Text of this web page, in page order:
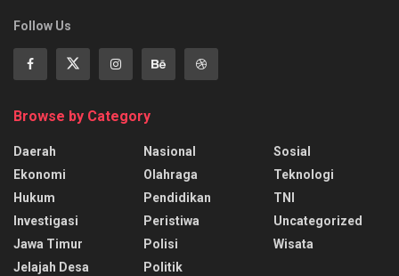
Follow Us
Browse by Category
Daerah
Ekonomi
Hukum
Investigasi
Jawa Timur
Jelajah Desa
Nasional
Olahraga
Pendidikan
Peristiwa
Polisi
Politik
Sosial
Teknologi
TNI
Uncategorized
Wisata